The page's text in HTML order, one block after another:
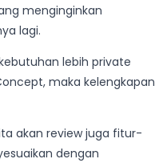
menginginkan
lagi.
lebih private
maka kelengkapan
akan review juga fitur-
dengan